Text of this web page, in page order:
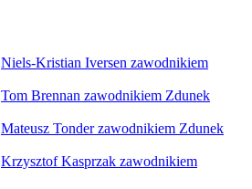
Niels-Kristian Iversen zawodnikiem
Tom Brennan zawodnikiem Zdunek
Mateusz Tonder zawodnikiem Zdunek
Krzysztof Kasprzak zawodnikiem